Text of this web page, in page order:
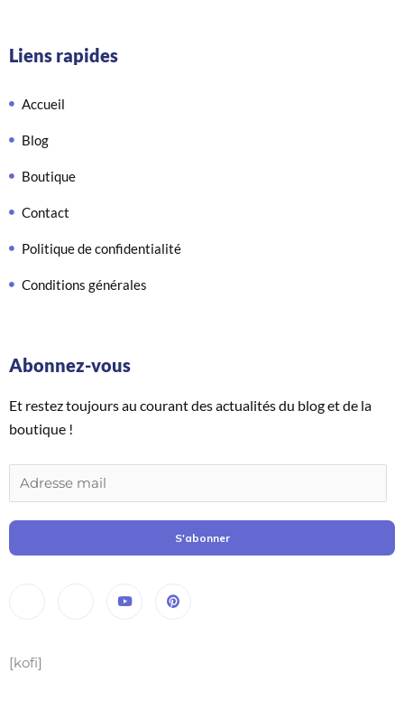
Liens rapides
Accueil
Blog
Boutique
Contact
Politique de confidentialité
Conditions générales
Abonnez-vous
Et restez toujours au courant des actualités du blog et de la
boutique !
S'abonner
[kofi]